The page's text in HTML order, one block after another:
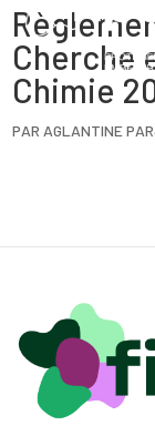
Cherche
Chimie
PAR AGLANTINE